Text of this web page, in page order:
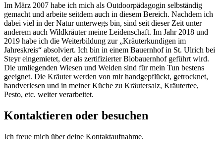
Im März 2007 habe ich mich als Outdoorpädagogin selbständig
gemacht und arbeite seitdem auch in diesem Bereich. Nachdem ich
dabei viel in der Natur unterwegs bin, sind seit dieser Zeit unter
anderem auch Wildkräuter meine Leidenschaft. Im Jahr 2018 und
2019 habe ich die Weiterbildung zur „Kräuterkundigen im
Jahreskreis“ absolviert. Ich bin in einem Bauernhof in St. Ulrich bei
Steyr eingemietet, der als zertifizierter Biobauernhof geführt wird.
Die umliegenden Wiesen und Weiden sind für mein Tun bestens
geeignet. Die Kräuter werden von mir handgepflückt, getrocknet,
handverlesen und in meiner Küche zu Kräutersalz, Kräutertee,
Pesto, etc. weiter verarbeitet.
Kontaktieren oder besuchen
Ich freue mich über deine Kontaktaufnahme.